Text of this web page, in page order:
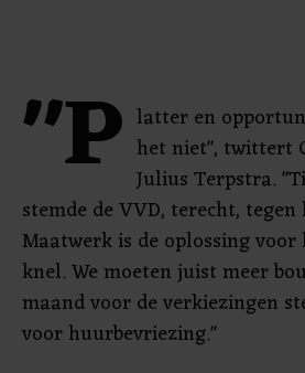
"P latter en
het niet", twittert
Julius Terpstra.
stemde de VVD, terecht,
Maatwerk is de oplossing
knel. We moeten juist meer
maand voor de verkiezingen
voor huurbevriezing."